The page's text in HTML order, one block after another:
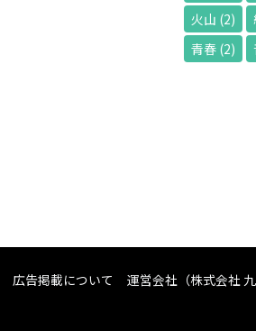
火山 (2)
青春 (2)
広告掲載について 運営会社（株式会社 九